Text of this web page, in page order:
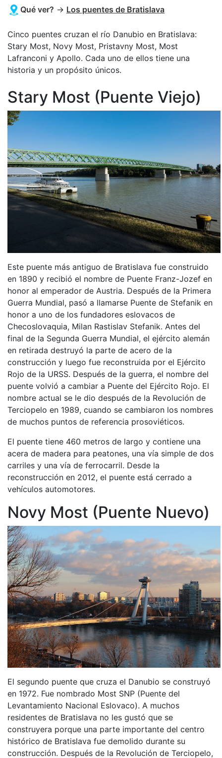
Qué ver? → Los puentes de Bratislava
Cinco puentes cruzan el río Danubio en Bratislava:
Stary Most, Novy Most, Pristavny Most, Most
Lafranconi y Apollo. Cada uno de ellos tiene una
historia y un propósito únicos.
Stary Most (Puente Viejo)
Este puente más antiguo de Bratislava fue construido
en 1890 y recibió el nombre de Puente Franz-Jozef en
honor al emperador de Austria. Después de la Primera
Guerra Mundial, pasó a llamarse Puente de Stefanik en
honor a uno de los fundadores eslovacos de
Checoslovaquia, Milan Rastislav Stefanik. Antes del
final de la Segunda Guerra Mundial, el ejército alemán
en retirada destruyó la parte de acero de la
construcción y luego fue reconstruida por el Ejército
Rojo de la URSS. Después de la guerra, el nombre del
puente volvió a cambiar a Puente del Ejército Rojo. El
nombre actual se le dio después de la Revolución de
Terciopelo en 1989, cuando se cambiaron los nombres
de muchos puntos de referencia prosoviéticos.
El puente tiene 460 metros de largo y contiene una
acera de madera para peatones, una vía simple de dos
carriles y una vía de ferrocarril. Desde la
reconstrucción en 2012, el puente está cerrado a
vehículos automotores.
Novy Most (Puente Nuevo)
El segundo puente que cruza el Danubio se construyó
en 1972. Fue nombrado Most SNP (Puente del
Levantamiento Nacional Eslovaco). A muchos
residentes de Bratislava no les gustó que se
construyera porque una parte importante del centro
histórico de Bratislava fue demolido durante su
construcción. Después de la Revolución de Terciopelo,